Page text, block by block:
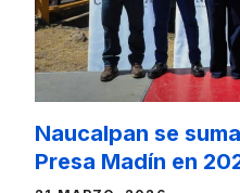
Naucalpan se
Presa Madín en